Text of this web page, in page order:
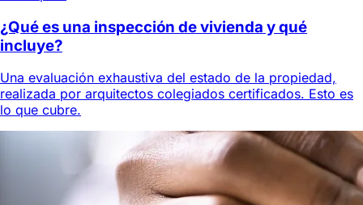
¿Qué es una inspección de vivienda y qué
incluye?
Una evaluación exhaustiva del estado de la propiedad,
realizada por arquitectos colegiados certificados. Esto es
lo que cubre.